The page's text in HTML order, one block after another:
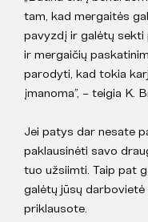
tam, kad mergaitės
pavyzdį ir galėtų sekti
ir mergaičių
parodyti, kad tokia
įmanoma”, – teigia K.
Jei patys dar nesate
paklausinėti savo
tuo užsiimti. Taip pat
galėtų jūsų
priklausote.